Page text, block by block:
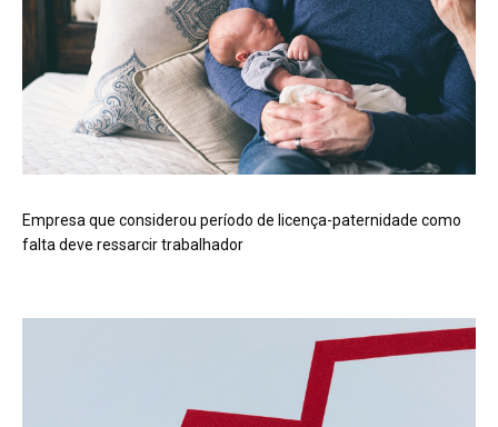
Empresa que considerou período de licença-paternidade como
falta deve ressarcir trabalhador